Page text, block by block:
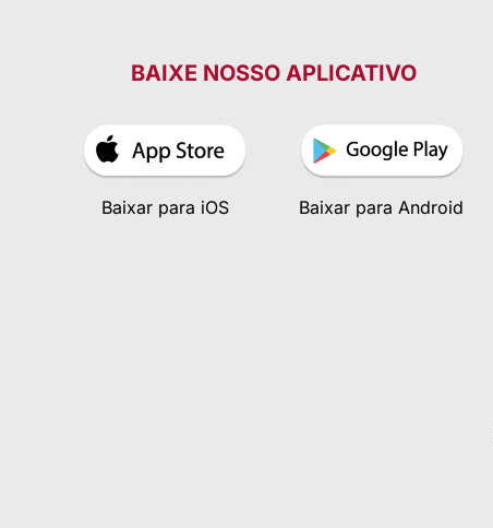
BAIXE NOSSO APLICATIVO
Baixar para iOS Baixar para Android